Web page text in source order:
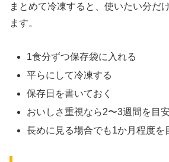
まとめて冷凍すると、使いたい分だ
ます。
1食分ずつ保存袋に入れる
平らにして冷凍する
保存日を書いておく
おいしさ重視なら2〜3週間を目
長めに見る場合でも1か月程度を